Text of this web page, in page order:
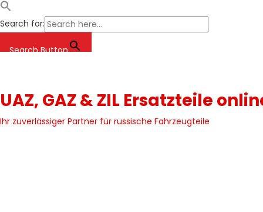
Search for:
Search Button
UAZ, GAZ & ZIL Ersatzteile
Ihr zuverlässiger Partner für russische Fahrzeugteile